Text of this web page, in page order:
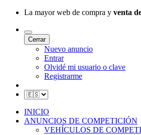
La mayor web de compra y venta
Cerrar
Nuevo anuncio
Entrar
Olvidé mi usuario o clave
Registrarme
INICIO
ANUNCIOS DE COMPETICIÓN
VEHÍCULOS DE